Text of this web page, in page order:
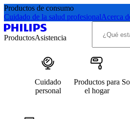
Productos de consumo
Cuidado de la salud profesionalAcerca
ProductosAsistencia
Cuidado
personal
Productos para
el hogar